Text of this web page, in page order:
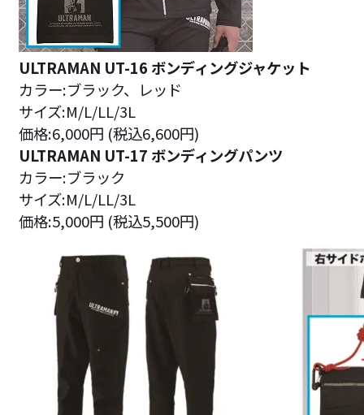
ULTRAMAN UT-16 ボンディングジャケット
カラー:ブラック、レッド
サイズ:M/L/LL/3L
価格:6,000円 (税込6,600円)
ULTRAMAN UT-17 ボンディングパンツ
カラー:ブラック
サイズ:M/L/LL/3L
価格:5,000円 (税込5,500円)